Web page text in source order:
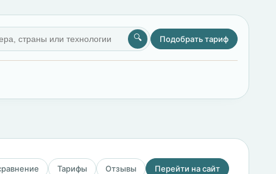
🔍 Подобрать тариф
Тарифы Отзывы Перейти на сайт